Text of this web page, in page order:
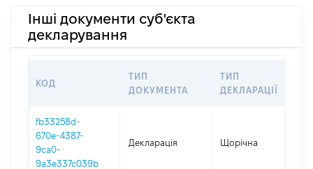
Інші документи суб'єкта
декларування
КОД
ТИП
ДОКУМЕНТА
ТИП
ДЕКЛАРАЦІЇ
fb33258d-
670e-4387-
9ca0-
9a3e337c039b
Декларація Щорічна